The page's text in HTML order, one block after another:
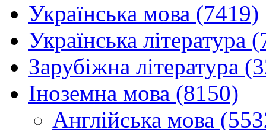
Українська мова (7419)
Українська література
Зарубіжна література
Іноземна мова (8150)
Англійська мова